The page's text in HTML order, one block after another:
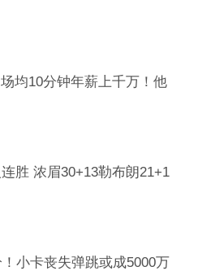
均10分钟年薪上千万！他
胜 浓眉30+13勒布朗21+1
小卡丧失弹跳或成5000万